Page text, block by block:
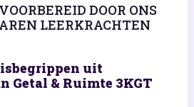
DOOR ONS
LEERKRACHTEN
uit
Getal & Ruimte 3KGT